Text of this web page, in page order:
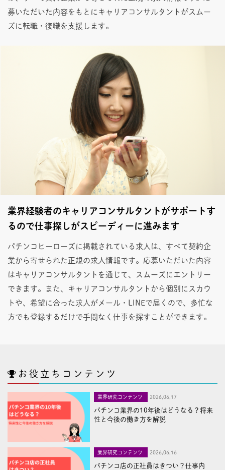
募いただいた内容をもとにキャリアコンサルタントがスムー
ズに転職・復職を支援します。
業界経験者のキャリアコンサルタントがサポートす
るので仕事探しがスピーディーに進みます
パチンコヒーローズに掲載されている求人は、すべて契約企
業から寄せられた正規の求人情報です。応募いただいた内容
はキャリアコンサルタントを通じて、スムーズにエントリー
できます。また、キャリアコンサルタントから個別にスカウ
トや、希望に合った求人がメール・LINEで届くので、多忙な
方でも登録するだけで手間なく仕事を探すことができます。
お役立ちコンテンツ
業界研究コンテンツ 2026,06,17
パチンコ業界の10年後はどうなる？将来
性と今後の働き方を解説
業界研究コンテンツ 2026,06,16
パチンコ店の正社員はきつい？仕事内